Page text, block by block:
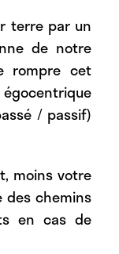
terre par un
de notre
rompre cet
/ passif)
moins votre
des chemins
en cas de